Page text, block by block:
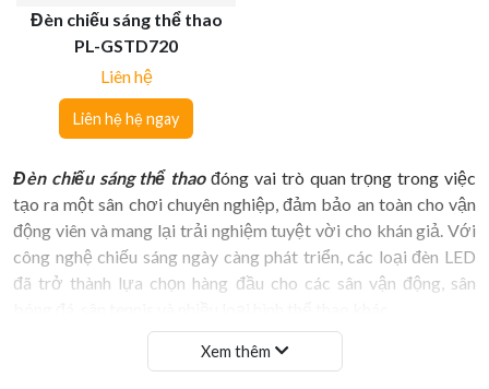
Đèn chiếu sáng thể thao
PL-GSTD720
Liên hệ
Liên hệ hệ ngay
Đèn chiếu sáng thể thaođóng vai trò quan trọng trong việc
tạo ra một sân chơi chuyên nghiệp, đảm bảo an toàn cho vận
động viên và mang lại trải nghiệm tuyệt vời cho khán giả. Với
công nghệ chiếu sáng ngày càng phát triển, các loại đèn LED
đã trở thành lựa chọn hàng đầu cho các sân vận động, sân
Tại sao đèn LED lại được ưa chuộng
Xem thêm